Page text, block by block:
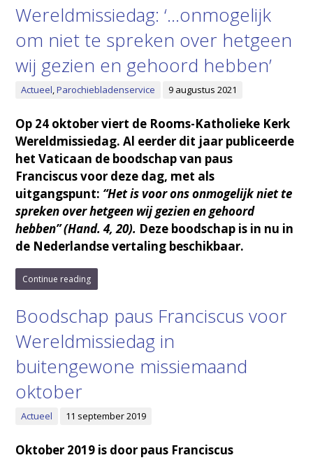
Wereldmissiedag: ‘…onmogelijk
om niet te spreken over hetgeen
wij gezien en gehoord hebben’
Actueel,Parochiebladenservice 9 augustus 2021
Op 24 oktober viert de Rooms-Katholieke Kerk
Wereldmissiedag. Al eerder dit jaar publiceerde
het Vaticaan de boodschap van paus
Franciscus voor deze dag, met als
uitgangspunt: “Het is voor ons onmogelijk niet te
spreken over hetgeen wij gezien en gehoord
hebben”(Hand. 4, 20). Deze boodschap is in nu in
de Nederlandse vertaling beschikbaar.
Continue reading
Boodschap paus Franciscus voor
Wereldmissiedag in
buitengewone missiemaand
oktober
Actueel 11 september 2019
Oktober 2019 is door paus Franciscus